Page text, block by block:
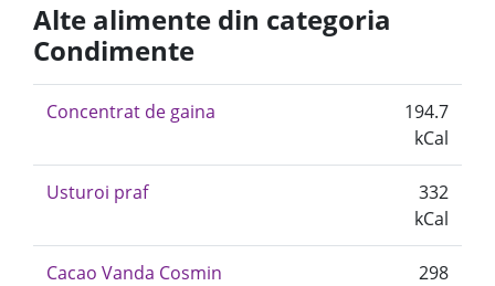
Alte alimente din categoria
Condimente
Concentrat de gaina
194.7
kCal
Usturoi praf
332
kCal
Cacao Vanda Cosmin
298